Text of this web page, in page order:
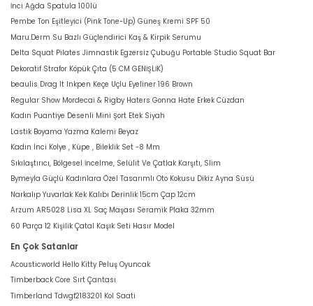
İnci Ağda Spatula 100lü
Pembe Ton Eşitleyici (Pink Tone-Up) Güneş Kremi SPF 50
Maru.Derm Su Bazlı Güçlendirici Kaş & Kirpik Serumu
Delta Squat Pilates Jimnastik Egzersiz Çubuğu Portable Studio Squat Bar
Dekoratif Strafor Köpük Çıta (5 CM GENİŞLİK)
beaulis Drag It Inkpen Keçe Uçlu Eyeliner 196 Brown
Regular Show Mordecai & Rigby Haters Gonna Hate Erkek Cüzdan
Kadın Puantiye Desenli Mini Şort Etek Siyah
Lastik Boyama Yazma Kalemi Beyaz
Kadın Inci Kolye , Küpe , Bileklik Set -8 Mm
Sıkılaştırıcı, Bölgesel İncelme, Selülit Ve Çatlak Karşıtı, Slim
Bymeyla Güçlü Kadınlara Özel Tasarımlı Oto Kokusu Dikiz Ayna Süsü
Narkalıp Yuvarlak Kek Kalıbı Derinlik 15cm Çap 12cm
Arzum AR5028 Lisa XL Saç Maşası Seramik Plaka 32mm
60 Parça 12 Kişilik Çatal Kaşık Seti Hasır Model
En Çok Satanlar
Acousticworld Hello Kitty Peluş Oyuncak
Timberback Core Sırt Çantası
Timberland Tdwgf2183201 Kol Saati